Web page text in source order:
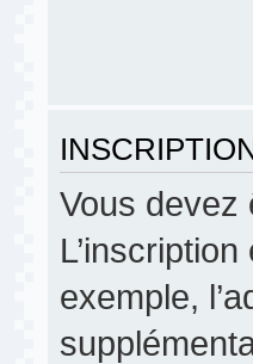
Vous devez
exemple,